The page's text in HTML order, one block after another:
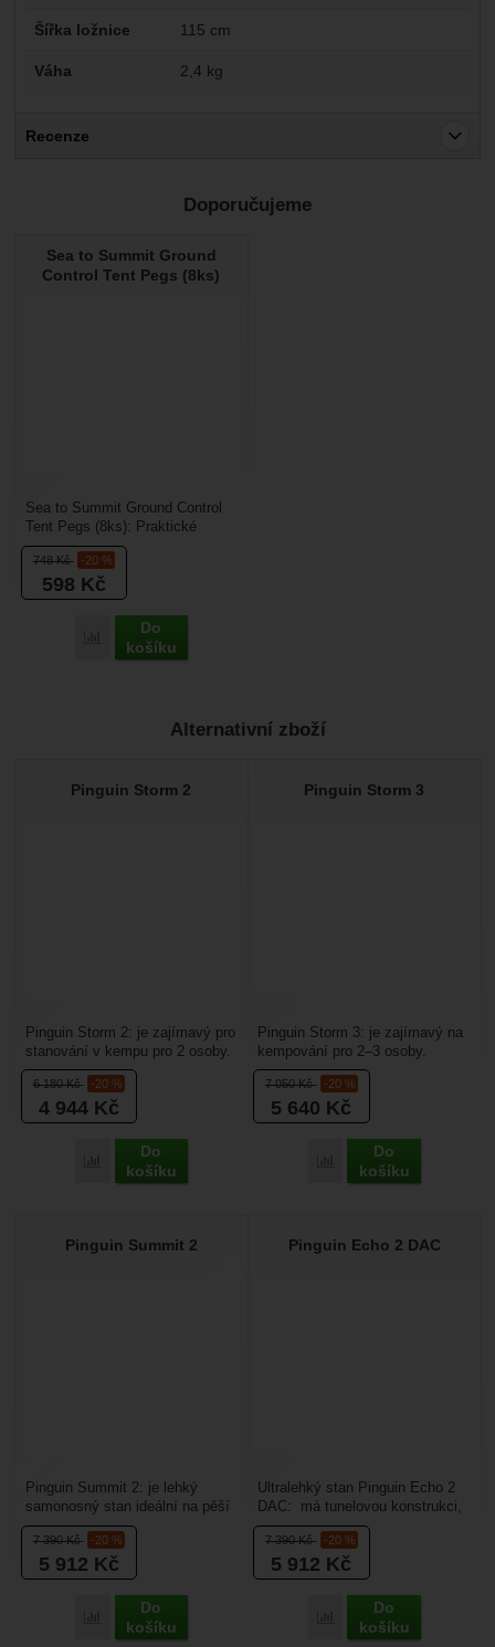
Šířka ložnice 115 cm
Váha 2,4 kg
Recenze
Nebyla přidána žádná recenze.
Doporučujeme
Sea to Summit Ground
Control Tent Pegs (8ks)
748Kč -20 %
598 Kč
Porovnat
Do
košíku
Sea to Summit Ground Control
Tent Pegs (8ks): Praktické
stanové kolíky, pro uchycení
vašeho stanu, nebo...
Alternativní zboží
Pinguin Storm 2
6 180Kč -20 %
4 944 Kč
Porovnat
Do
košíku
Pinguin Storm 2: je zajímavý pro
stanování v kempu pro 2 osoby.
Tropiko se staví současně
s vnitřním...
Pinguin Storm 3
7 050Kč -20 %
5 640 Kč
Porovnat
Do
košíku
Pinguin Storm 3: je zajímavý na
kempování pro 2–3 osoby.
Tropiko se staví s vnitřním
stanem současně,...
Pinguin Summit 2
7 390Kč -20 %
5 912 Kč
Porovnat
Do
košíku
Pinguin Summit 2: je lehký
samonosný stan ideální na pěší
turistiku, VHT, vodu nebo jiné
outdoorové aktivity...
Pinguin Echo 2 DAC
7 390Kč -20 %
5 912 Kč
Porovnat
Do
košíku
Ultralehký stan Pinguin Echo 2
DAC: má tunelovou konstrukci,
díky tomu má výborné využití
vnitřního...